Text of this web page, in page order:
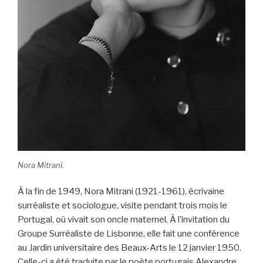
Nora Mitrani.
À la fin de 1949, Nora Mitrani (1921-1961), écrivaine
surréaliste et sociologue, visite pendant trois mois le
Portugal, où vivait son oncle maternel. À l’invitation du
Groupe Surréaliste de Lisbonne, elle fait une conférence
au Jardin universitaire des Beaux-Arts le 12 janvier 1950.